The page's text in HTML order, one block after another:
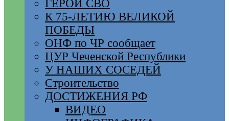
ГЕРОИ СВО
К 75-ЛЕТИЮ ВЕЛИКОЙ
ПОБЕДЫ
ОНФ по ЧР сообщает
ЦУР Чеченской Республики
У НАШИХ СОСЕДЕЙ
Строительство
ДОСТИЖЕНИЯ РФ
ВИДЕО